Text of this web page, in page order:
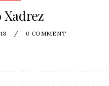
Xadrez
/ 0 COMMENT